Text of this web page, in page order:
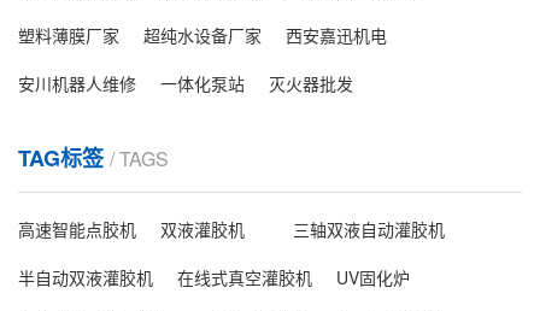
定产品良率与产能，不少制造企业采购时频繁遭遇溢
胶、胶量不均、产线兼容性差等难题。今天围绕2026 年
AR 眼镜点胶机哪家强这一采购核心疑问，筛选 9 家正规
序，点胶环节直接决定屏幕亮度均匀度、产品良率与长
期使用寿命。MiniLED 芯片尺寸仅 50-200μm，灯珠排
布密度极高，常规通用点胶设备难以匹配纳升级微量出
气泡、胶量不一致...
塑料薄膜厂家
超纯水设备厂家
西安嘉迅机电
安川机器人维修
一体化泵站 灭火器批发
TAG标签/ TAGS
高速智能点胶机 双液灌胶机
三轴双液自动灌胶机
半自动双液灌胶机
在线式真空灌胶机
UV固化炉